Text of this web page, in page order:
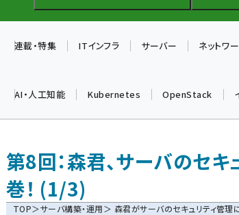
連載・特集 ITインフラ サーバー ネットワ
AI・人工知能 Kubernetes OpenStack
第8回：森君、サーバのセ
巻！ (1/3)
TOP＞サーバ構築・運用＞ 森君がサーバのセキュリティ管理